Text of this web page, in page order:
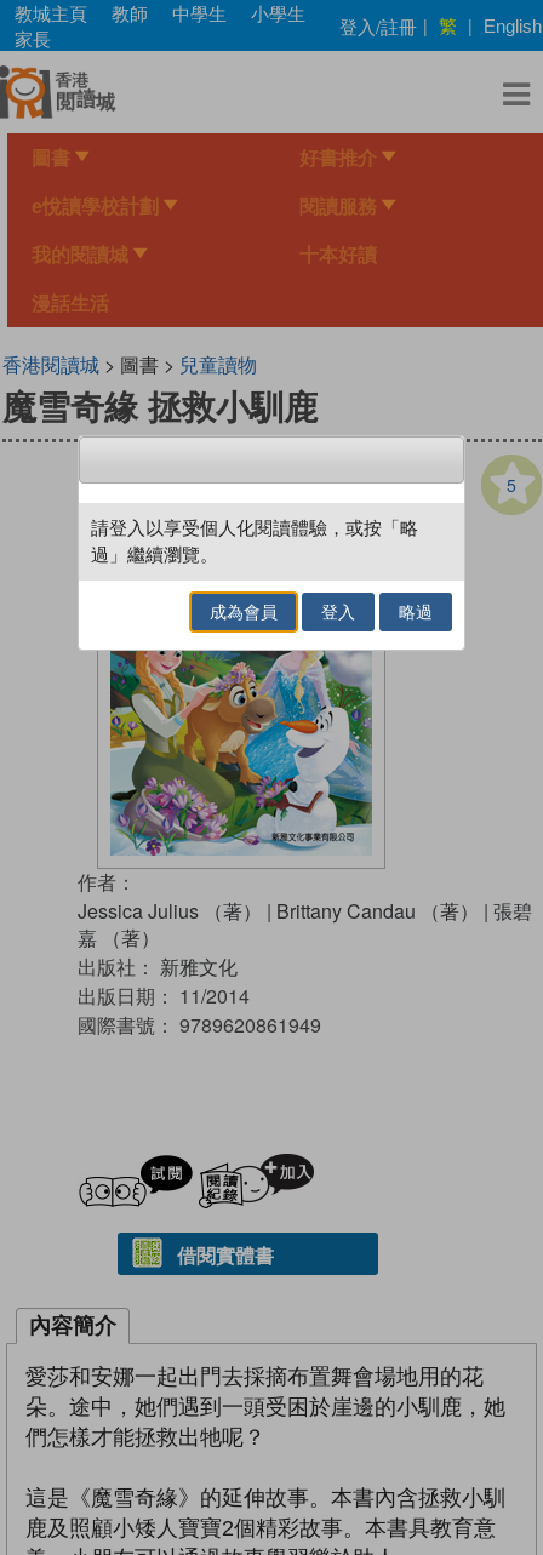
Skip
main
content
教城主頁 教師 中學生
小學生
家長
登入/註冊 | 繁 | English
圖書 好書推介
e悅讀學校計劃 閱讀服務
我的閱讀城 十本好讀
漫話生活
香港閱讀城> 圖書 > 兒童讀物
魔雪奇緣 拯救小馴鹿
5
作者：
Jessica Julius （著）
| Brittany Candau （著） | 張碧
嘉 （著）
出版社： 新雅文化
出版日期： 11/2014
國際書號： 9789620861949
試閲
借閱實體書
內容簡介
愛莎和安娜一起出門去採摘布置舞會場地用的花
朵。途中，她們遇到一頭受困於崖邊的小馴鹿，她
們怎樣才能拯救出牠呢？
這是《魔雪奇緣》的延伸故事。本書內含拯救小馴
鹿及照顧小矮人寶寶2個精彩故事。本書具教育意
請登入以享受個人化閱讀體驗，或按「略
過」繼續瀏覽。
成為會員 登入 略過